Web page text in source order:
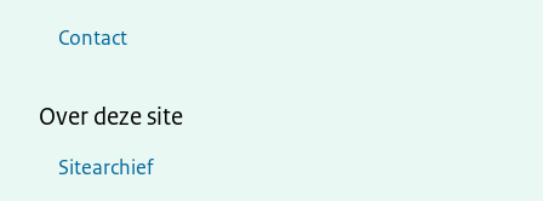
Contact
Over deze site
Sitearchief